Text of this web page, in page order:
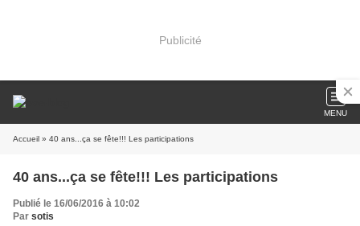
Publicité
MENU
Accueil » 40 ans...ça se fête!!! Les participations
40 ans...ça se fête!!! Les participations
Publié le 16/06/2016 à 10:02
Par sotis